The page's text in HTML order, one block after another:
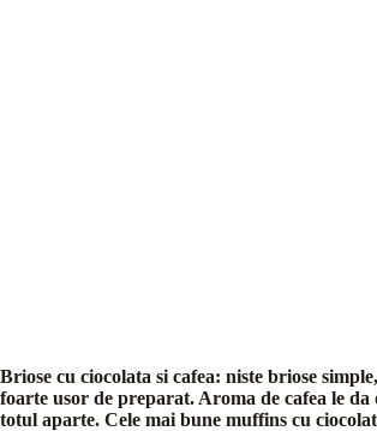
Briose cu ciocolata si cafea: niste briose
foarte usor de preparat. Aroma de cafea le da
totul aparte. Cele mai bune muffins cu